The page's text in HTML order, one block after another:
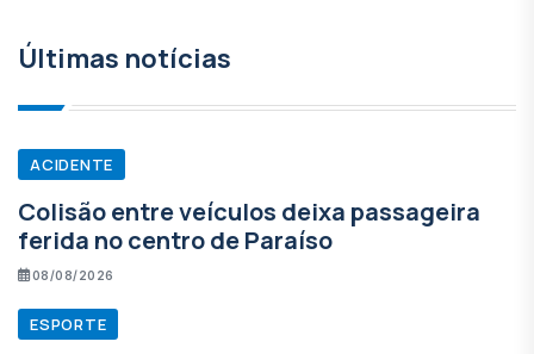
Últimas notícias
ACIDENTE
Colisão entre veículos deixa passageira
ferida no centro de Paraíso
08/08/2026
ESPORTE